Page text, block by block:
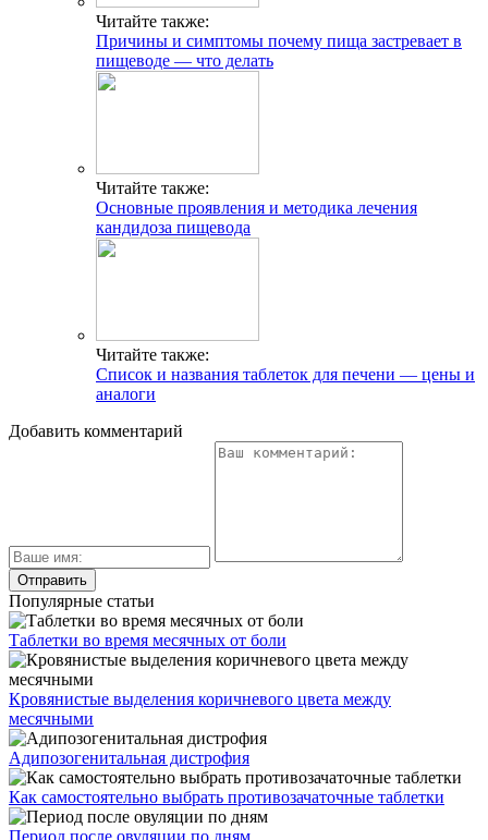
Читайте также:
Причины и симптомы почему пища застревает в
пищеводе — что делать
Читайте также:
Основные проявления и методика лечения
кандидоза пищевода
Читайте также:
Список и названия таблеток для печени — цены и
аналоги
Добавить комментарий
Популярные статьи
Таблетки во время месячных от боли
Кровянистые выделения коричневого цвета между
месячными
Адипозогенитальная дистрофия
Как самостоятельно выбрать противозачаточные таблетки
Период после овуляции по дням